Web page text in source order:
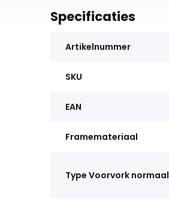
Specificaties
Artikelnummer
SKU
EAN
Framemateriaal
Type Voorvork normaal